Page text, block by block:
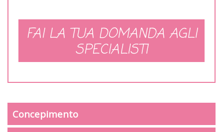
FAI LA TUA DOMANDA AGLI
SPECIALISTI
Concepimento